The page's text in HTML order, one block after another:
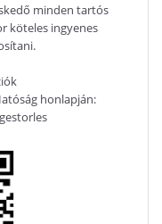
minden tartós
köteles ingyenes
honlapján: